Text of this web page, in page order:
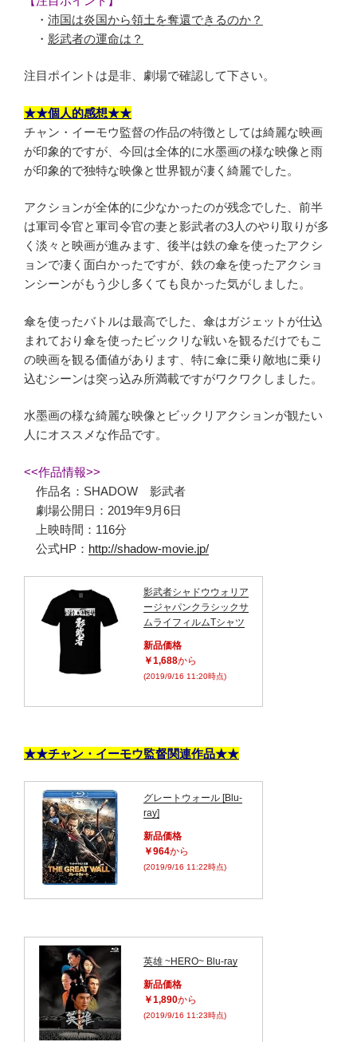
・ 沛国は炎国から領土を奪還できるのか？
・ 影武者の運命は？
注目ポイントは是非、劇場で確認して下さい。
★★個人的感想★★
チャン・イーモウ監督の作品の特徴としては綺麗な映画
が印象的ですが、今回は全体的に水墨画の様な映像と雨
が印象的で独特な映像と世界観が凄く綺麗でした。
アクションが全体的に少なかったのが残念でした、前半
は軍司令官と軍司令官の妻と影武者の3人のやり取りが多
く淡々と映画が進みます、後半は鉄の傘を使ったアクシ
ョンで凄く面白かったですが、鉄の傘を使ったアクショ
ンシーンがもう少し多くても良かった気がしました。
傘を使ったバトルは最高でした、傘はガジェットが仕込
まれており傘を使ったビックリな戦いを観るだけでもこ
の映画を観る価値があります、特に傘に乗り敵地に乗り
込むシーンは突っ込み所満載ですがワクワクしました。
水墨画の様な綺麗な映像とビックリアクションが観たい
人にオススメな作品です。
<<作品情報>>
作品名：SHADOW 影武者
劇場公開日：2019年9月6日
上映時間：116分
公式HP： http://shadow-movie.jp/
影武者シャドウウォリア
ージャパンクラシックサ
ムライフィルムTシャツ
新品価格
￥1,688から
(2019/9/16 11:20時点)
★★チャン・イーモウ監督関連作品★★
グレートウォール [Blu-
ray]
新品価格
￥964から
(2019/9/16 11:22時点)
英雄 ~HERO~ Blu-ray
新品価格
￥1,890から
(2019/9/16 11:23時点)